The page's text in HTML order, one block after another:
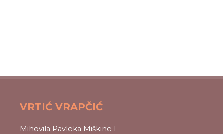
VRTIĆ VRAPČIĆ
Mihovila Pavleka Miškine 1